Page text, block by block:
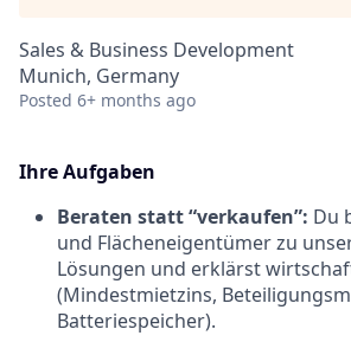
Sales & Business Development
Munich, Germany
Posted 6+ months ago
Ihre Aufgaben
Beraten statt “verkaufen”: Du
und Flächeneigentümer zu
Lösungen und erklärst
(Mindestmietzins,
Batteriespeicher).